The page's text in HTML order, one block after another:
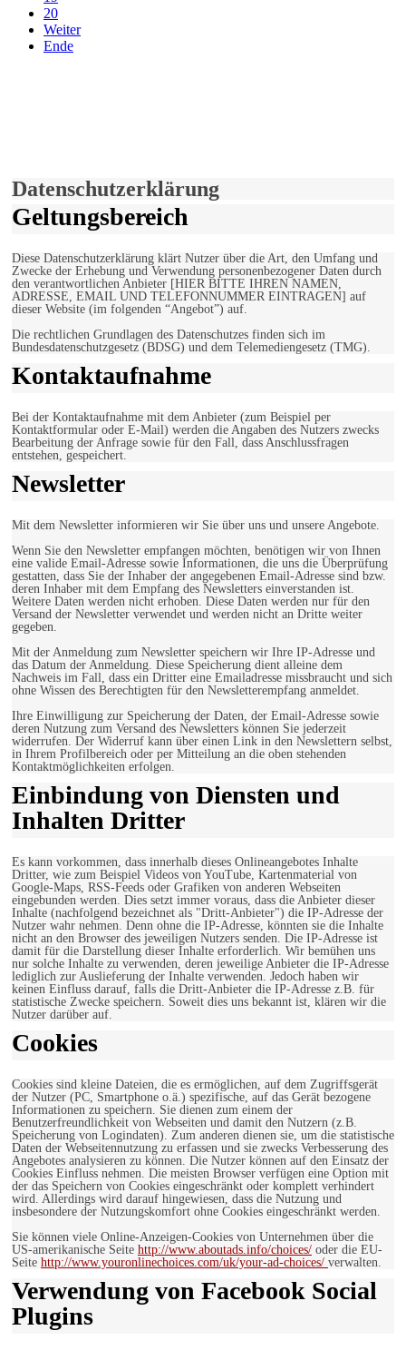
20
Weiter
Ende
Datenschutzerklärung
Geltungsbereich
Diese Datenschutzerklärung klärt Nutzer über die Art, den Umfang und
Zwecke der Erhebung und Verwendung personenbezogener Daten durch
den verantwortlichen Anbieter [HIER BITTE IHREN NAMEN,
ADRESSE, EMAIL UND TELEFONNUMMER EINTRAGEN] auf
dieser Website (im folgenden “Angebot”) auf.
Die rechtlichen Grundlagen des Datenschutzes finden sich im
Bundesdatenschutzgesetz (BDSG) und dem Telemediengesetz (TMG).
Kontaktaufnahme
Bei der Kontaktaufnahme mit dem Anbieter (zum Beispiel per
Kontaktformular oder E-Mail) werden die Angaben des Nutzers zwecks
Bearbeitung der Anfrage sowie für den Fall, dass Anschlussfragen
entstehen, gespeichert.
Newsletter
Mit dem Newsletter informieren wir Sie über uns und unsere Angebote.
Wenn Sie den Newsletter empfangen möchten, benötigen wir von Ihnen
eine valide Email-Adresse sowie Informationen, die uns die Überprüfung
gestatten, dass Sie der Inhaber der angegebenen Email-Adresse sind bzw.
deren Inhaber mit dem Empfang des Newsletters einverstanden ist.
Weitere Daten werden nicht erhoben. Diese Daten werden nur für den
Versand der Newsletter verwendet und werden nicht an Dritte weiter
gegeben.
Mit der Anmeldung zum Newsletter speichern wir Ihre IP-Adresse und
das Datum der Anmeldung. Diese Speicherung dient alleine dem
Nachweis im Fall, dass ein Dritter eine Emailadresse missbraucht und sich
ohne Wissen des Berechtigten für den Newsletterempfang anmeldet.
Ihre Einwilligung zur Speicherung der Daten, der Email-Adresse sowie
deren Nutzung zum Versand des Newsletters können Sie jederzeit
widerrufen. Der Widerruf kann über einen Link in den Newslettern selbst,
in Ihrem Profilbereich oder per Mitteilung an die oben stehenden
Kontaktmöglichkeiten erfolgen.
Einbindung von Diensten und
Inhalten Dritter
Es kann vorkommen, dass innerhalb dieses Onlineangebotes Inhalte
Dritter, wie zum Beispiel Videos von YouTube, Kartenmaterial von
Google-Maps, RSS-Feeds oder Grafiken von anderen Webseiten
eingebunden werden. Dies setzt immer voraus, dass die Anbieter dieser
Inhalte (nachfolgend bezeichnet als "Dritt-Anbieter") die IP-Adresse der
Nutzer wahr nehmen. Denn ohne die IP-Adresse, könnten sie die Inhalte
nicht an den Browser des jeweiligen Nutzers senden. Die IP-Adresse ist
damit für die Darstellung dieser Inhalte erforderlich. Wir bemühen uns
nur solche Inhalte zu verwenden, deren jeweilige Anbieter die IP-Adresse
lediglich zur Auslieferung der Inhalte verwenden. Jedoch haben wir
keinen Einfluss darauf, falls die Dritt-Anbieter die IP-Adresse z.B. für
statistische Zwecke speichern. Soweit dies uns bekannt ist, klären wir die
Nutzer darüber auf.
Cookies
Cookies sind kleine Dateien, die es ermöglichen, auf dem Zugriffsgerät
der Nutzer (PC, Smartphone o.ä.) spezifische, auf das Gerät bezogene
Informationen zu speichern. Sie dienen zum einem der
Benutzerfreundlichkeit von Webseiten und damit den Nutzern (z.B.
Speicherung von Logindaten). Zum anderen dienen sie, um die statistische
Daten der Webseitennutzung zu erfassen und sie zwecks Verbesserung des
Angebotes analysieren zu können. Die Nutzer können auf den Einsatz der
Cookies Einfluss nehmen. Die meisten Browser verfügen eine Option mit
der das Speichern von Cookies eingeschränkt oder komplett verhindert
wird. Allerdings wird darauf hingewiesen, dass die Nutzung und
insbesondere der Nutzungskomfort ohne Cookies eingeschränkt werden.
Sie können viele Online-Anzeigen-Cookies von Unternehmen über die
US-amerikanische Seite http://www.aboutads.info/choices/ oder die EU-
Seite http://www.youronlinechoices.com/uk/your-ad-choices/ verwalten.
Verwendung von Facebook Social
Plugins